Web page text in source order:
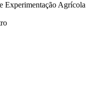
Experimentação Agrícola